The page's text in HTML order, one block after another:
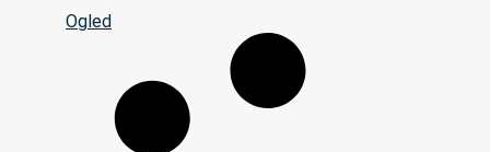
Ogled